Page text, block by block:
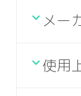
メー
使用